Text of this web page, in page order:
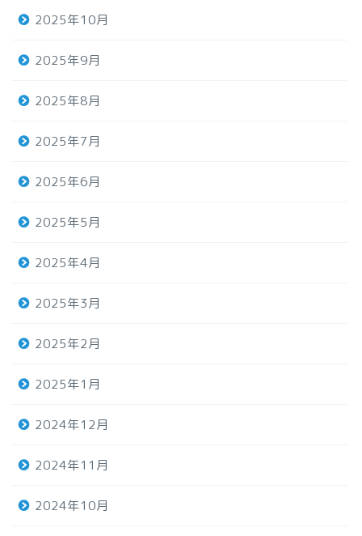
2025年10月
2025年9月
2025年8月
2025年7月
2025年6月
2025年5月
2025年4月
2025年3月
2025年2月
2025年1月
2024年12月
2024年11月
2024年10月